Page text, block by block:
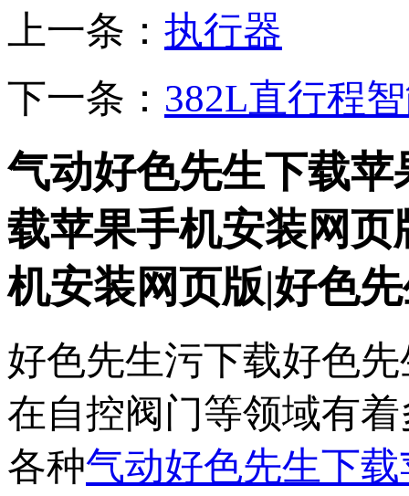
上一条： 执行器
下一条： 382L直行程
气动好色先生下载
载苹果手机安装网
机安装网页版|好色
好色先生污下载好色
在自控阀门等领域有着
各种气动好色先生下